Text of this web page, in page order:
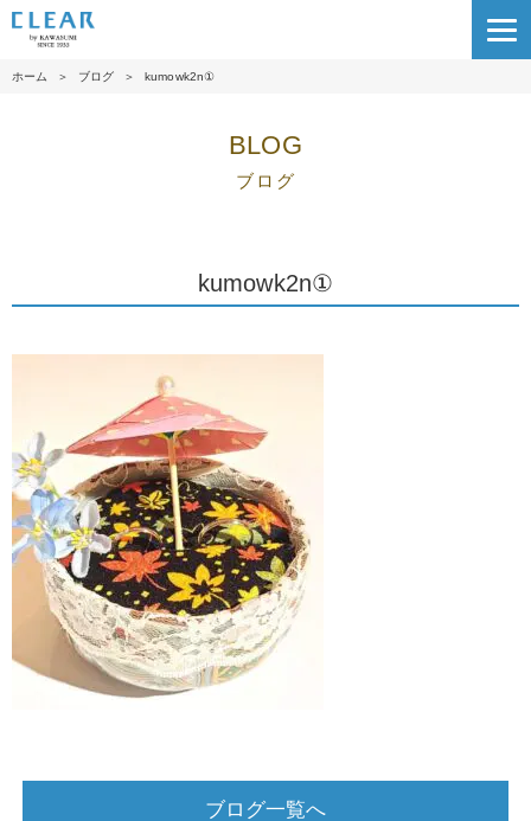
ホーム ＞ ブログ ＞ kumowk2n①
BLOG
ブログ
kumowk2n①
ブログ一覧へ